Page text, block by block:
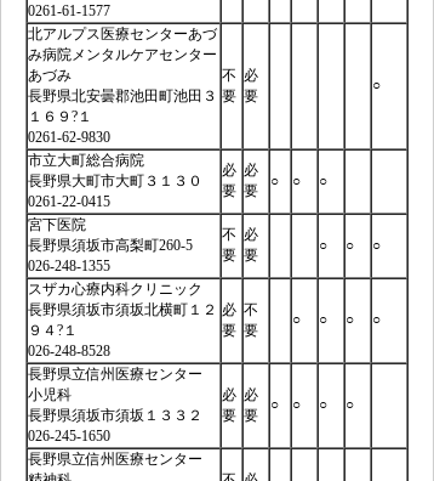
0261-61-1577
北アルプス医療センターあづ
み病院メンタルケアセンター
あづみ
長野県北安曇郡池田町池田３
１６９?１
0261-62-9830
不
要
必
要
○
市立大町総合病院
長野県大町市大町３１３０
0261-22-0415
必
要
必
要
○ ○ ○
宮下医院
長野県須坂市高梨町260-5
026-248-1355
不
要
必
要
○ ○ ○
スザカ心療内科クリニック
長野県須坂市須坂北横町１２
９４?１
026-248-8528
必
要
不
要
○ ○ ○ ○
長野県立信州医療センター
小児科
長野県須坂市須坂１３３２
026-245-1650
必
要
必
要
○ ○ ○ ○
長野県立信州医療センター